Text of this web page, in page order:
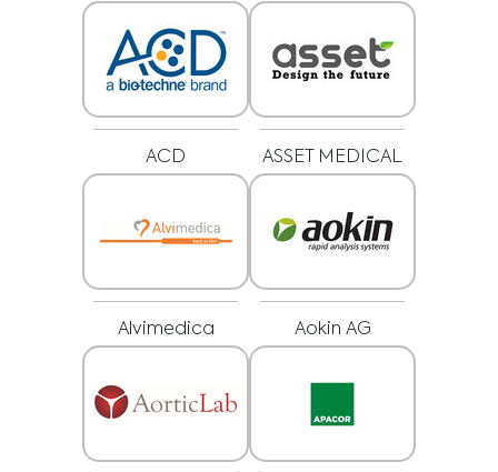
ZRIEKNUTIE SA ZODPOVEDNOSTI: TÁTO WEBOVÁ
STRÁNKA NEPOSKYTUJE LEKÁRSKE PORADENSTVO
niekedy sú určené len pre zdravotníckych pracovníkov. Vlastník tejto webovej
stránky nezodpovedá za žiadne chyby, nepresnosti alebo nezrovnalosti,
ACD ASSET MEDICAL
Alvimedica Aokin AG